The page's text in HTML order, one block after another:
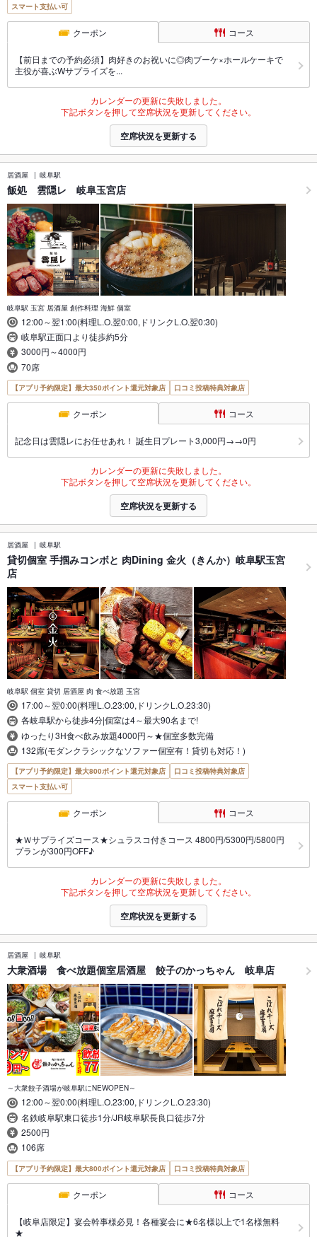
スマート支払い可
クーポン コース
【前日までの予約必須】肉好きのお祝いに◎肉ブーケ×ホールケーキで
主役が喜ぶWサプライズを...
カレンダーの更新に失敗しました。
下記ボタンを押して空席状況を更新してください。
空席状況を更新する
居酒屋 岐阜駅
飯処 雲隠レ 岐阜玉宮店
岐阜駅 玉宮 居酒屋 創作料理 海鮮 個室
12:00～翌1:00(料理L.O.翌0:00,ドリンクL.O.翌0:30)
岐阜駅正面口より徒歩約5分
3000円～4000円
70席
【アプリ予約限定】最大350ポイント還元対象店 口コミ投稿特典対象店
クーポン コース
記念日は雲隠レにお任せあれ！ 誕生日プレート3,000円→→0円
カレンダーの更新に失敗しました。
下記ボタンを押して空席状況を更新してください。
空席状況を更新する
居酒屋 岐阜駅
貸切個室 手掴みコンボと 肉Dining 金火（きんか）岐阜駅玉宮
店
岐阜駅 個室 貸切 居酒屋 肉 食べ放題 玉宮
17:00～翌0:00(料理L.O.23:00,ドリンクL.O.23:30)
各岐阜駅から徒歩4分|個室は4～最大90名まで!
ゆったり3H食べ飲み放題4000円～★個室多数完備
132席(モダンクラシックなソファー個室有！貸切も対応！)
【アプリ予約限定】最大800ポイント還元対象店
口コミ投稿特典対象店
スマート支払い可
クーポン コース
★Ｗサプライズコース★シュラスコ付きコース 4800円/5300円/5800円
プランが300円OFF♪
カレンダーの更新に失敗しました。
下記ボタンを押して空席状況を更新してください。
空席状況を更新する
居酒屋 岐阜駅
大衆酒場 食べ放題個室居酒屋 餃子のかっちゃん 岐阜店
～大衆餃子酒場が岐阜駅にNEWOPEN～
12:00～翌0:00(料理L.O.23:00,ドリンクL.O.23:30)
名鉄岐阜駅東口徒歩1分/JR岐阜駅長良口徒歩7分
2500円
106席
【アプリ予約限定】最大800ポイント還元対象店 口コミ投稿特典対象店
クーポン コース
【岐阜店限定】宴会幹事様必見！各種宴会に★6名様以上で1名様無料
★